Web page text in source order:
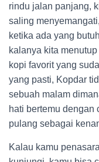
rindu jalan panjang,
saling
ketika ada yang
kalanya kita
kopi favorit yang
yang pasti, Kopdar
sebuah malam
hati bertemu
pulang sebagai
Kalau kamu